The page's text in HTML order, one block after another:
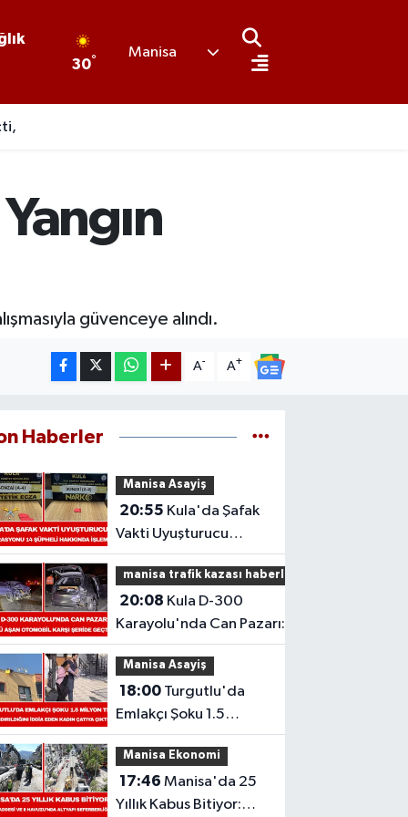
30°
Manisa
güvenceye alındı.
A- A+
Haberler
Manisa Asayiş
20:55
Vakti Uyuşturucu
Operasyonu: 14
Şüpheli Hakkında
İşlem
manisa trafik kazası haberleri
20:08
Karayolu'nda Can Pazarı:
Refüjü Aşan Otomobil Karşı
Şeride Geçti,
Manisa Asayiş
18:00
Emlakçı Şoku 1.5
Milyon TL
Dolandırıldığını İddia
Eden Kadın Çatıya
Çıktı
Manisa Ekonomi
17:46 Manisa'da 25
Yıllık Kabus Bitiyor: